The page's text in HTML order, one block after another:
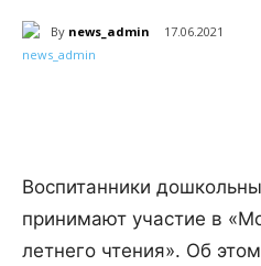
By news_admin 17.06.2021
Воспитанники
принимают участие в
летнего чтения». Об